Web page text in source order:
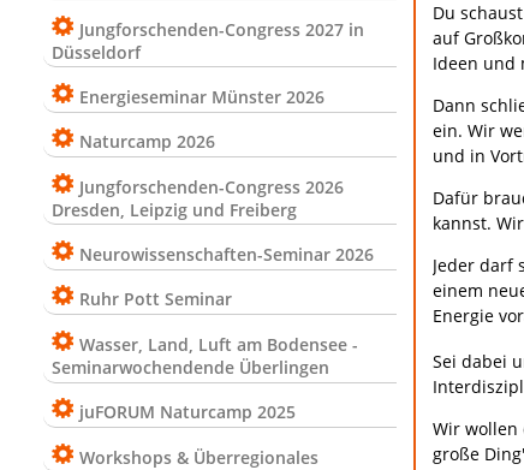
Jungforschenden-Congress 2027 in
Düsseldorf
Energieseminar Münster 2026
Naturcamp 2026
Jungforschenden-Congress 2026
Dresden, Leipzig und Freiberg
Neurowissenschaften-Seminar 2026
Ruhr Pott Seminar
Wasser, Land, Luft am Bodensee -
Seminarwochendende Überlingen
juFORUM Naturcamp 2025
Workshops & Überregionales
Du
auf
Ideen und
Dann
ein. Wir
und in
Dafür
kannst.
Jeder darf
einem
Energie
Sei dabei
Wir wollen
große